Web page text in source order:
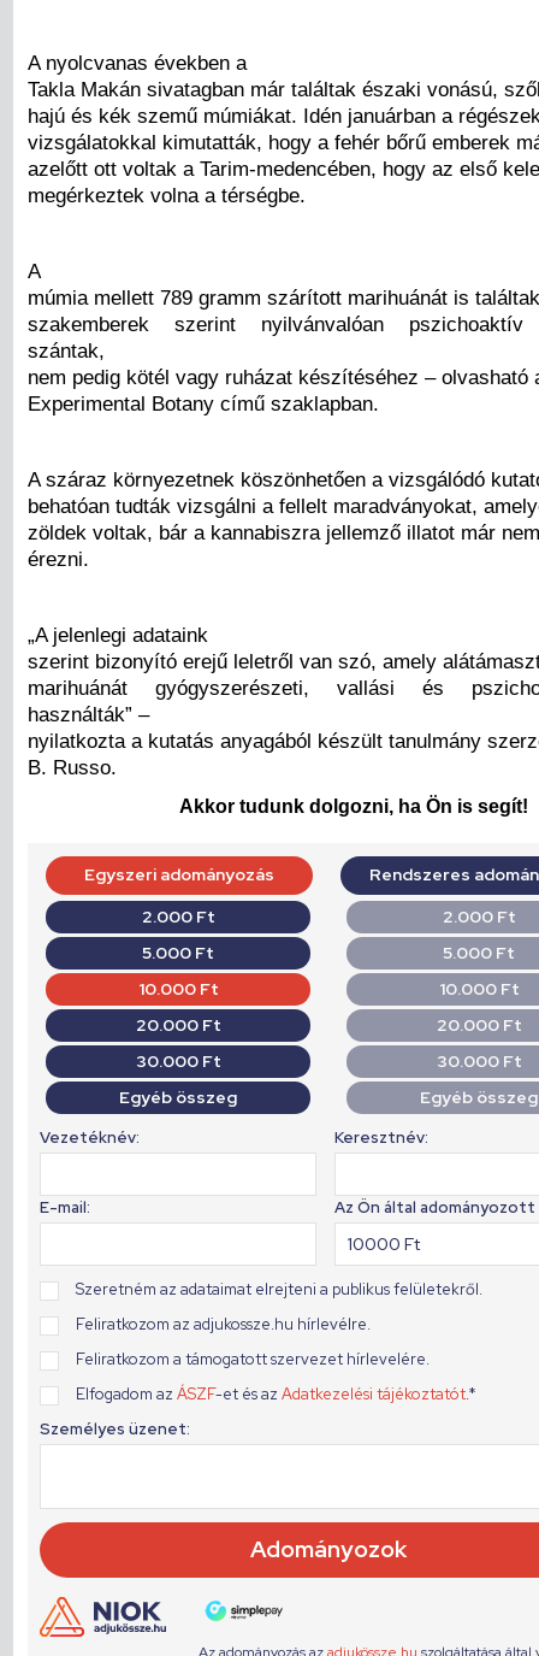
A nyolcvanas években a
Takla Makán sivatagban már találtak északi vonású,
hajú és kék szemű múmiákat. Idén januárban a
vizsgálatokkal kimutatták, hogy a fehér bőrű emberek
azelőtt ott voltak a Tarim-medencében, hogy az első
megérkeztek volna a térségbe.
A
múmia mellett 789 gramm szárított marihuánát is
szakemberek szerint nyilvánvalóan pszichoaktív
szántak,
nem pedig kötél vagy ruházat készítéséhez – olvasható
Experimental Botany című szaklapban.
A száraz környezetnek köszönhetően a vizsgálódó
behatóan tudták vizsgálni a fellelt maradványokat,
zöldek voltak, bár a kannabiszra jellemző illatot már
érezni.
„A jelenlegi adataink
szerint bizonyító erejű leletről van szó, amely
marihuánát gyógyszerészeti, vallási és
használták” –
nyilatkozta a kutatás anyagából készült tanulmány
B. Russo.
Akkor tudunk dolgozni, ha Ön is segít!